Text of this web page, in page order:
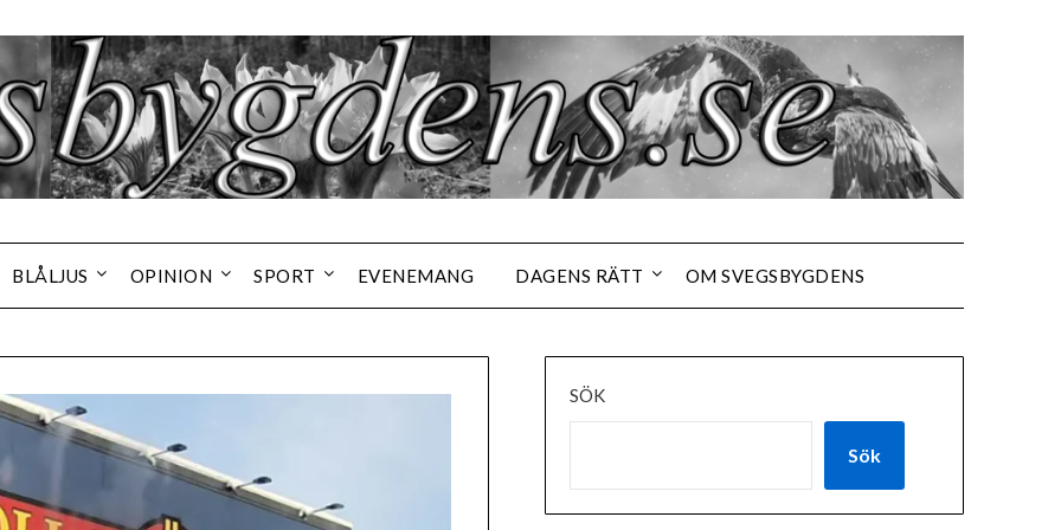
BLÅLJUS OPINION SPORT EVENEMANG DAGENS RÄTT OM SVEGSBYGDENS
SÖK
Sök